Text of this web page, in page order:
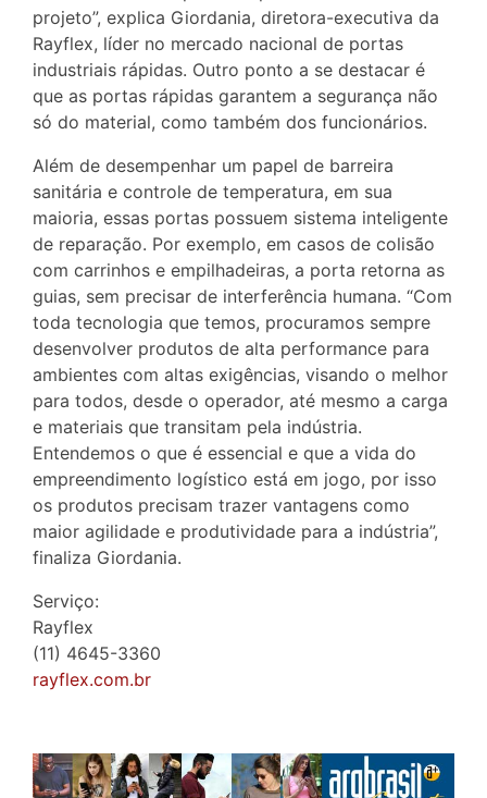
projeto”, explica Giordania, diretora-executiva da
Rayflex, líder no mercado nacional de portas
industriais rápidas. Outro ponto a se destacar é
que as portas rápidas garantem a segurança não
só do material, como também dos funcionários.
Além de desempenhar um papel de barreira
sanitária e controle de temperatura, em sua
maioria, essas portas possuem sistema inteligente
de reparação. Por exemplo, em casos de colisão
com carrinhos e empilhadeiras, a porta retorna as
guias, sem precisar de interferência humana. “Com
toda tecnologia que temos, procuramos sempre
desenvolver produtos de alta performance para
ambientes com altas exigências, visando o melhor
para todos, desde o operador, até mesmo a carga
e materiais que transitam pela indústria.
Entendemos o que é essencial e que a vida do
empreendimento logístico está em jogo, por isso
os produtos precisam trazer vantagens como
maior agilidade e produtividade para a indústria”,
finaliza Giordania.
Serviço:
Rayflex
(11) 4645-3360
rayflex.com.br